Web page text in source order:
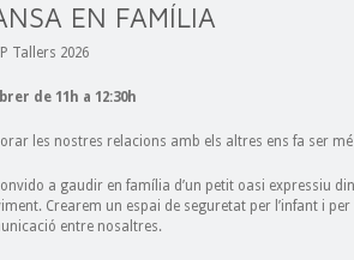
EN FAMÍLIA
Tallers 2026
de 11h a 12:30h
les nostres relacions amb els altres ens fa ser
a gaudir en família d’un petit oasi expressiu
Crearem un espai de seguretat per l’infant i
entre nosaltres.